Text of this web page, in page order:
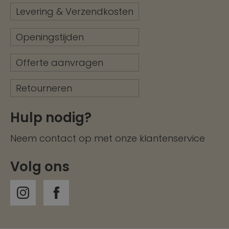
Levering & Verzendkosten
Openingstijden
Offerte aanvragen
Retourneren
Hulp nodig?
Neem contact op met onze klantenservice
Volg ons